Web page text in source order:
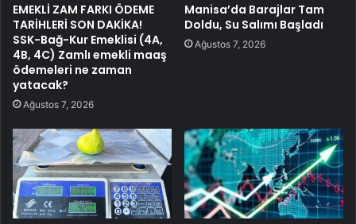
EMEKLİ ZAM FARKI ÖDEME
TARİHLERİ SON DAKİKA!
SSK-Bağ-Kur Emeklisi (4A,
4B, 4C) Zamlı emekli maaş
ödemeleri ne zaman
yatacak?
Ağustos 7, 2026
Manisa’da Barajlar Tam
Doldu, Su Salımı Başladı
Ağustos 7, 2026